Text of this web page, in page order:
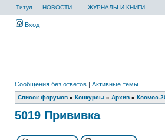
Титул НОВОСТИ ЖУРНАЛЫ И КНИГИ
Вход
Сообщения без ответов | Активные темы
Список форумов » Конкурсы » Архив » Космос-
5019 Прививка